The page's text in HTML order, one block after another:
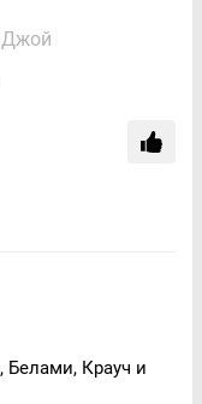
Джой
Белами, Крауч и